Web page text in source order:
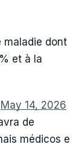
maladie dont
et à la
May 14, 2026
de
médicos e